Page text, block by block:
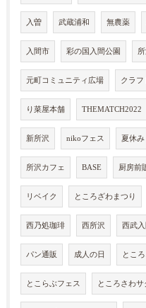
入曽 武蔵浦和 無農薬
入間市 彩の国入間公園
元町コミュニティ広場 クラフ
り菜屋本舗 THEMATCH2022
新所沢 nikoフェス 夏休み
所沢カフェ BASE 厨房前
リベイク ところざわまつり
西乃処珈琲 西所沢 西武入
パン通販 成人の日 とこ
とこらぶフェス ところさわサ